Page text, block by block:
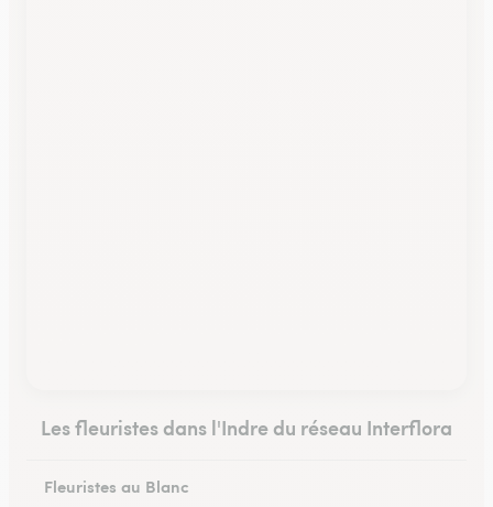
Les fleuristes dans l'Indre du réseau Interflora
Fleuristes au Blanc